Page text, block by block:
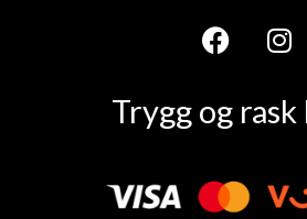
F
c
b
o
I
s
g
Trygg og rask